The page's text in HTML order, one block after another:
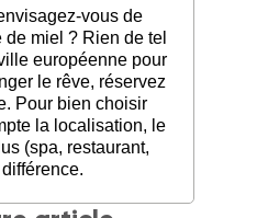
vous de
miel ? Rien de tel
européenne pour
le rêve, réservez
Pour bien choisir
la localisation, le
(spa, restaurant,